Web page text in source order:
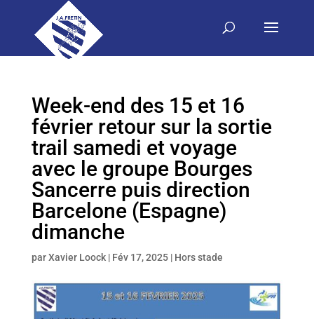
Week-end des 15 et 16
février retour sur la sortie
trail samedi et voyage
avec le groupe Bourges
Sancerre puis direction
Barcelone (Espagne)
dimanche
parXavier Loock| Fév 17, 2025| Hors stade